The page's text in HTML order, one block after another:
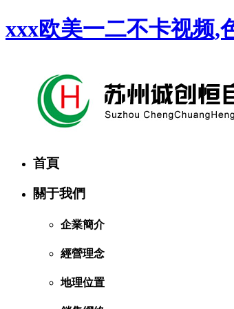
xxx欧美一二不卡视频,
首頁
關于我們
企業簡介
經營理念
地理位置